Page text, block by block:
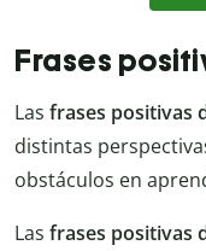
Frases
Las frases positivas
distintas
obstáculos en
Las frases positivas